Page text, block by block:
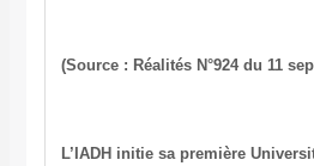
(Source : Réalités N°924 du 11
L’IADH initie sa première